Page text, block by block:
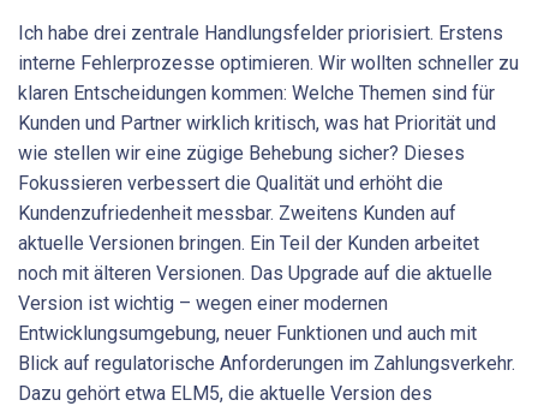
Ich habe drei zentrale Handlungsfelder priorisiert. Erstens
interne Fehlerprozesse optimieren. Wir wollten schneller zu
klaren Entscheidungen kommen: Welche Themen sind für
Kunden und Partner wirklich kritisch, was hat Priorität und
wie stellen wir eine zügige Behebung sicher? Dieses
Fokussieren verbessert die Qualität und erhöht die
Kundenzufriedenheit messbar. Zweitens Kunden auf
aktuelle Versionen bringen. Ein Teil der Kunden arbeitet
noch mit älteren Versionen. Das Upgrade auf die aktuelle
Version ist wichtig – wegen einer modernen
Entwicklungsumgebung, neuer Funktionen und auch mit
Blick auf regulatorische Anforderungen im Zahlungsverkehr.
Dazu gehört etwa ELM5, die aktuelle Version des